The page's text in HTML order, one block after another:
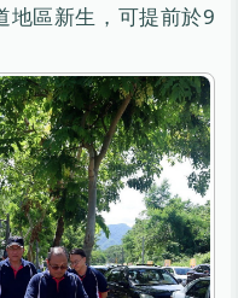
地區新生，可提前於9